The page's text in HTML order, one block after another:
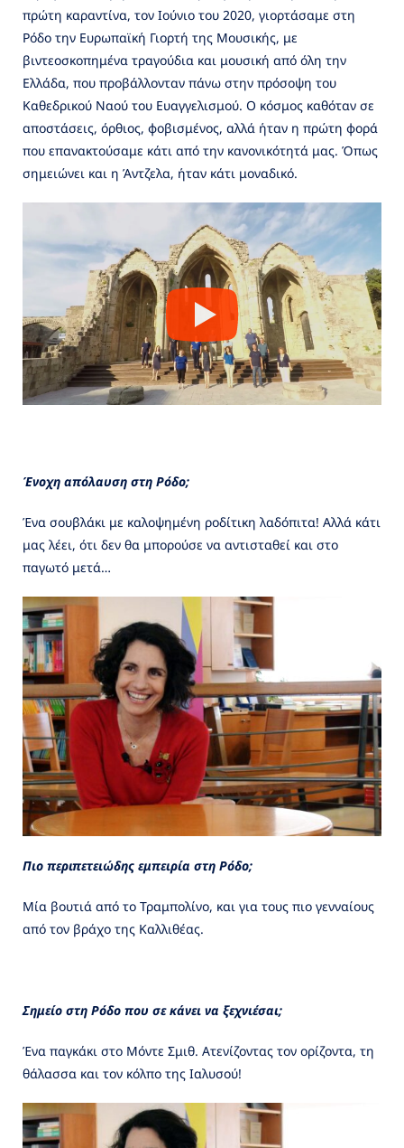
πρώτη καραντίνα, τον Ιούνιο του 2020, γιορτάσαμε στη
Ρόδο την Ευρωπαϊκή Γιορτή της Μουσικής, με
βιντεοσκοπημένα τραγούδια και μουσική από όλη την
Ελλάδα, που προβάλλονταν πάνω στην πρόσοψη του
Καθεδρικού Ναού του Ευαγγελισμού. Ο κόσμος καθόταν σε
αποστάσεις, όρθιος, φοβισμένος, αλλά ήταν η πρώτη φορά
που επανακτούσαμε κάτι από την κανονικότητά μας. Όπως
σημειώνει και η Άντζελα, ήταν κάτι μοναδικό.
Ένοχη απόλαυση στη Ρόδο;
Ένα σουβλάκι με καλοψημένη ροδίτικη λαδόπιτα! Αλλά κάτι
μας λέει, ότι δεν θα μπορούσε να αντισταθεί και στο
παγωτό μετά…
Πιο περιπετειώδης εμπειρία στη Ρόδο;
Μία βουτιά από το Τραμπολίνο, και για τους πιο γενναίους
από τον βράχο της Καλλιθέας.
Σημείο στη Ρόδο που σε κάνει να ξεχνιέσαι;
Ένα παγκάκι στο Μόντε Σμιθ. Ατενίζοντας τον ορίζοντα, τη
θάλασσα και τον κόλπο της Ιαλυσού!